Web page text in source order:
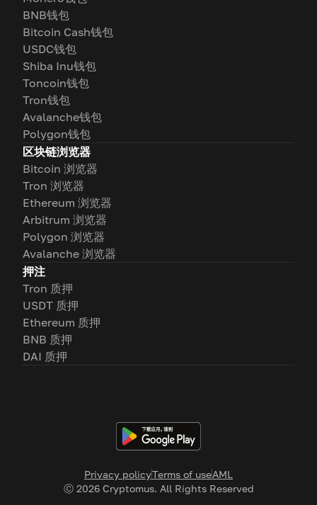
Privacy policyTerms of useAML
Ⓒ 2026Cryptomus. All Rights Reserved
BNB钱包
Bitcoin Cash钱包
USDC钱包
Shiba Inu钱包
Toncoin钱包
Tron钱包
Avalanche钱包
Polygon钱包
区块链浏览器
Bitcoin 浏览器
Tron 浏览器
Ethereum 浏览器
Arbitrum 浏览器
Polygon 浏览器
Avalanche 浏览器
押注
Tron 质押
USDT 质押
Ethereum 质押
BNB 质押
DAI 质押